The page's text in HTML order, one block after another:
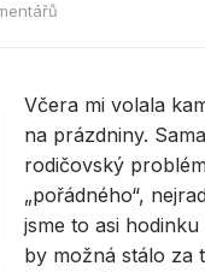
Včera mi volala
na prázdniny.
rodičovský
„pořádného“,
jsme to asi
by možná stálo za